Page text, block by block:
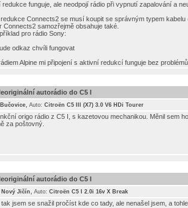
redukce funguje, ale neodpojí rádio při vypnutí zapalování a
Connects2 se musí koupit se správným typem
Connects2 samozřejmě obsahuje také.
pro rádio Sony:
odkaz chvíli fungovat
Alpine mi připojení s aktivní redukcí funguje bez
autorádio do C5 I
Bučovice Auto: Citroën C5 III (X7) 3.0 V6 HDi Tourer
origo rádio z C5 I, s kazetovou mechanikou. Měnil sem
za poštovný.
autorádio do C5 I
Nový Jičín Auto: Citroën C5 I 2.0i 16v X Break
tak jsem se snažil pročíst kde co tady, ale nenašel jsem, a